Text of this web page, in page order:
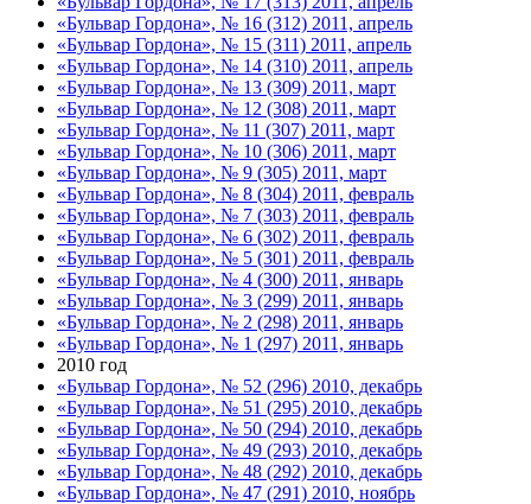
«Бульвар Гордона», № 16 (312) 2011, апрель
«Бульвар Гордона», № 15 (311) 2011, апрель
«Бульвар Гордона», № 14 (310) 2011, апрель
«Бульвар Гордона», № 13 (309) 2011, март
«Бульвар Гордона», № 12 (308) 2011, март
«Бульвар Гордона», № 11 (307) 2011, март
«Бульвар Гордона», № 10 (306) 2011, март
«Бульвар Гордона», № 9 (305) 2011, март
«Бульвар Гордона», № 8 (304) 2011, февраль
«Бульвар Гордона», № 7 (303) 2011, февраль
«Бульвар Гордона», № 6 (302) 2011, февраль
«Бульвар Гордона», № 5 (301) 2011, февраль
«Бульвар Гордона», № 4 (300) 2011, январь
«Бульвар Гордона», № 3 (299) 2011, январь
«Бульвар Гордона», № 2 (298) 2011, январь
«Бульвар Гордона», № 1 (297) 2011, январь
2010 год
«Бульвар Гордона», № 52 (296) 2010, декабрь
«Бульвар Гордона», № 51 (295) 2010, декабрь
«Бульвар Гордона», № 50 (294) 2010, декабрь
«Бульвар Гордона», № 49 (293) 2010, декабрь
«Бульвар Гордона», № 48 (292) 2010, декабрь
«Бульвар Гордона», № 47 (291) 2010, ноябрь